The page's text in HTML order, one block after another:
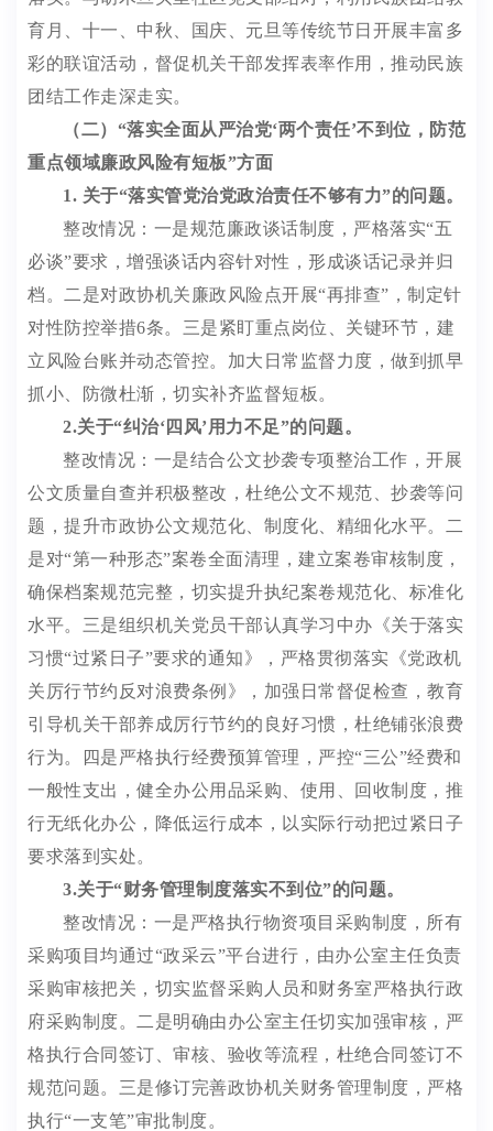
育月、十一、中秋、国庆、元旦等传统节日开展丰富多
彩的联谊活动，督促机关干部发挥表率作用， 推动民族
团结工作走深走实。
（二） “落实全面从严治党‘两个责任’不到位，防范
重点领域廉政风险有短板”方面
1. 关于“落实管党治党政治责任不够有力”的问题。
整改情况：一是规范廉政谈话制度，严格落实“五
必谈”要求，增强谈话内容针对性，形成谈话记录并归
档。二是对政协机关 廉政风险点开展“再排查” ，制定针
对性防控举措6条。三是紧盯重点岗位、关键环节，建
立风险台账并动态管控。加大日常监督力度，做到抓早
抓小、防微杜渐，切实补齐监督短板。
2.关于“纠治‘四风’ 用力不足”的问题。
整改情况：一是结合公文抄袭专项整治工作，开展
公文质量自查并积极整改 ，杜绝公文不规范、抄袭等问
题 ， 提升市政协公文规范化、制度化、精细化水平。
二
是对“第一种形态”案卷全面清理，建立案卷审核制度，
确保档案规范完整，切实提升执纪案卷规范化、标准化
水平。三是组织机关党员干部认真学习中办《关于落实
习惯“过紧日子”要求的通知》，严格贯彻落实《党政机
关厉行节约反对浪费条例》
， 加强日常督促检查，教育
引导机关干部养成厉行节约的良好习惯，杜绝铺张浪费
行为。
四是严格执行经费预算管理，严控“三公”经费和
一般性支出，健全办公用品采购、使用、回收制度，推
行无纸化办公，降低运行成本，以实际行动把过紧日子
要求落到实处。
3.关于“财务管理制度落实不到位”的问题。
整改情况： 一是严格执行物资项目采购制度， 所有
采购项目 均通过“政采云”平台进行， 由办公室主任负责
采购审核把关， 切实监督采购人员和财务室严格执行政
府采购制度。二是明确由办公室主任切实加强审核，严
格执行合同签订、审核、验收等流程， 杜绝合同签订不
规范问题。三是修订完善政协机关财务管理制度，严格
执行“一支笔”审批制度。